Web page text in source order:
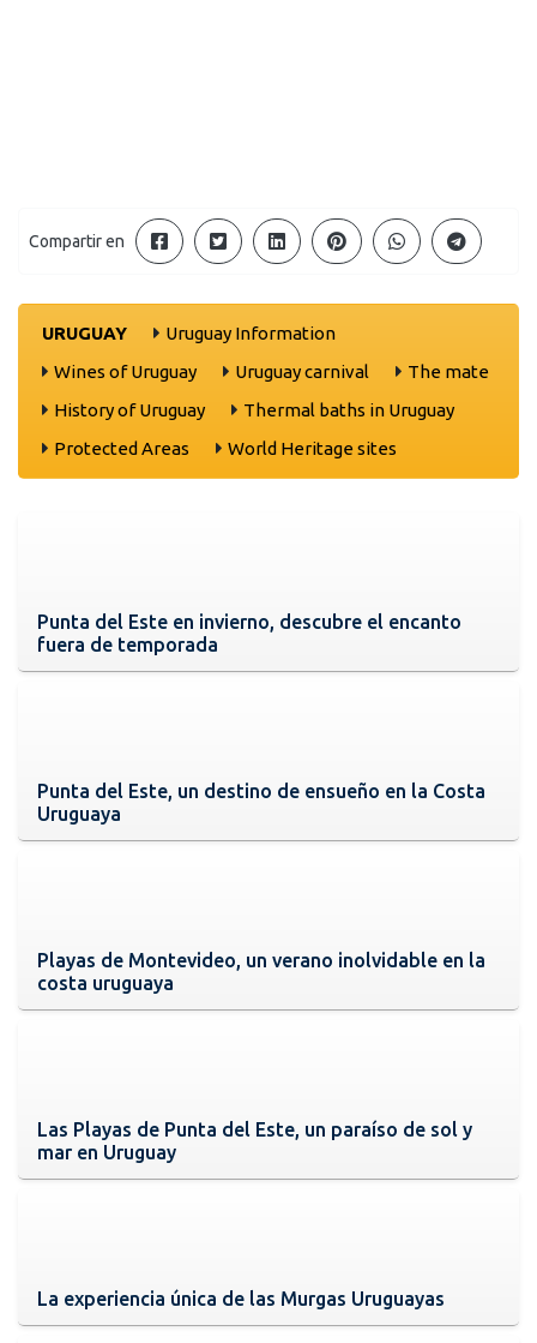
Compartir en
URUGUAY
Uruguay Information
Wines of Uruguay
Uruguay carnival
The mate
History of Uruguay
Thermal baths in Uruguay
Protected Areas
World Heritage sites
Punta del Este en invierno, descubre el encanto
fuera de temporada
Punta del Este, un destino de ensueño en la Costa
Uruguaya
Playas de Montevideo, un verano inolvidable en la
costa uruguaya
Las Playas de Punta del Este, un paraíso de sol y
mar en Uruguay
La experiencia única de las Murgas Uruguayas